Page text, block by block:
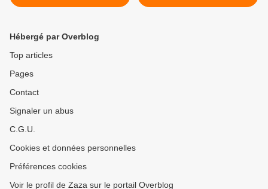
crisp >
Hébergé par Overblog
Top articles
Pages
Contact
Signaler un abus
C.G.U.
Cookies et données personnelles
Préférences cookies
Voir le profil de Zaza sur le portail Overblog